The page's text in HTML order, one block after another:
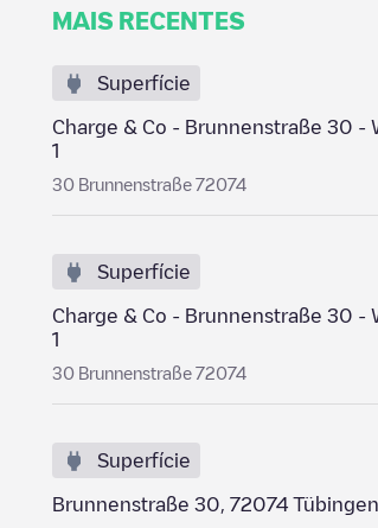
MAIS RECENTES
Superfície
Charge & Co - Brunnenstraße 30 -
1
30 Brunnenstraße 72074
Superfície
Charge & Co - Brunnenstraße 30 -
1
30 Brunnenstraße 72074
Superfície
Brunnenstraße 30, 72074 Tübingen